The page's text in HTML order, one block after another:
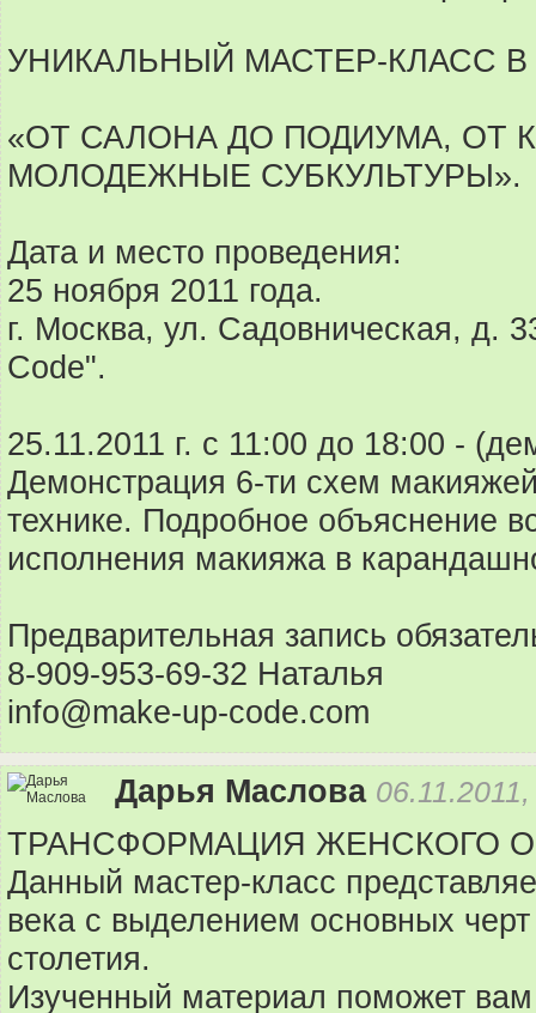
УНИКАЛЬНЫЙ МАСТЕР-КЛАСС
«ОТ САЛОНА ДО ПОДИУМА, ОТ
МОЛОДЕЖНЫЕ СУБКУЛЬТУРЫ».
Дата и место проведения:
25 ноября 2011 года.
г. Москва, ул. Садовническая, д.
Code".
25.11.2011 г. с 11:00 до 18:00 -
Демонстрация 6-ти схем
технике. Подробное объяснение
исполнения макияжа в
Предварительная запись
8-909-953-69-32 Наталья
info@make-up-code.com
Дарья Маслова
ТРАНСФОРМАЦИЯ ЖЕНСКОГО
Данный мастер-класс
века с выделением основных
столетия.
Изученный материал поможет